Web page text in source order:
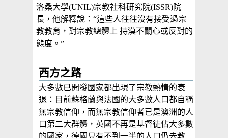
洛桑大學(UNIL)宗教社科研究院(ISSR)院
長，他解釋說：“這些人往往沒有接受過宗
教教育，對宗教總體上 持漠不關心或反對的
態度。”
西方之路
大多數已開發國家都出現了宗教熱情的衰
退：目前蘇格蘭與法國的大多數人口都自稱
無宗教信仰，而無宗教信仰者已是澳洲的人
口第二大群體，英國不再是基督徒佔大多數
的國家，德國只有不到一半的人口仍去教